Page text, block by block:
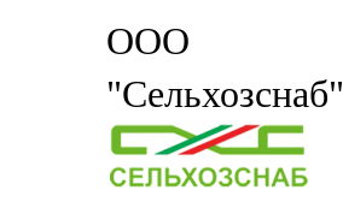
ООО
"Сельхозснаб"